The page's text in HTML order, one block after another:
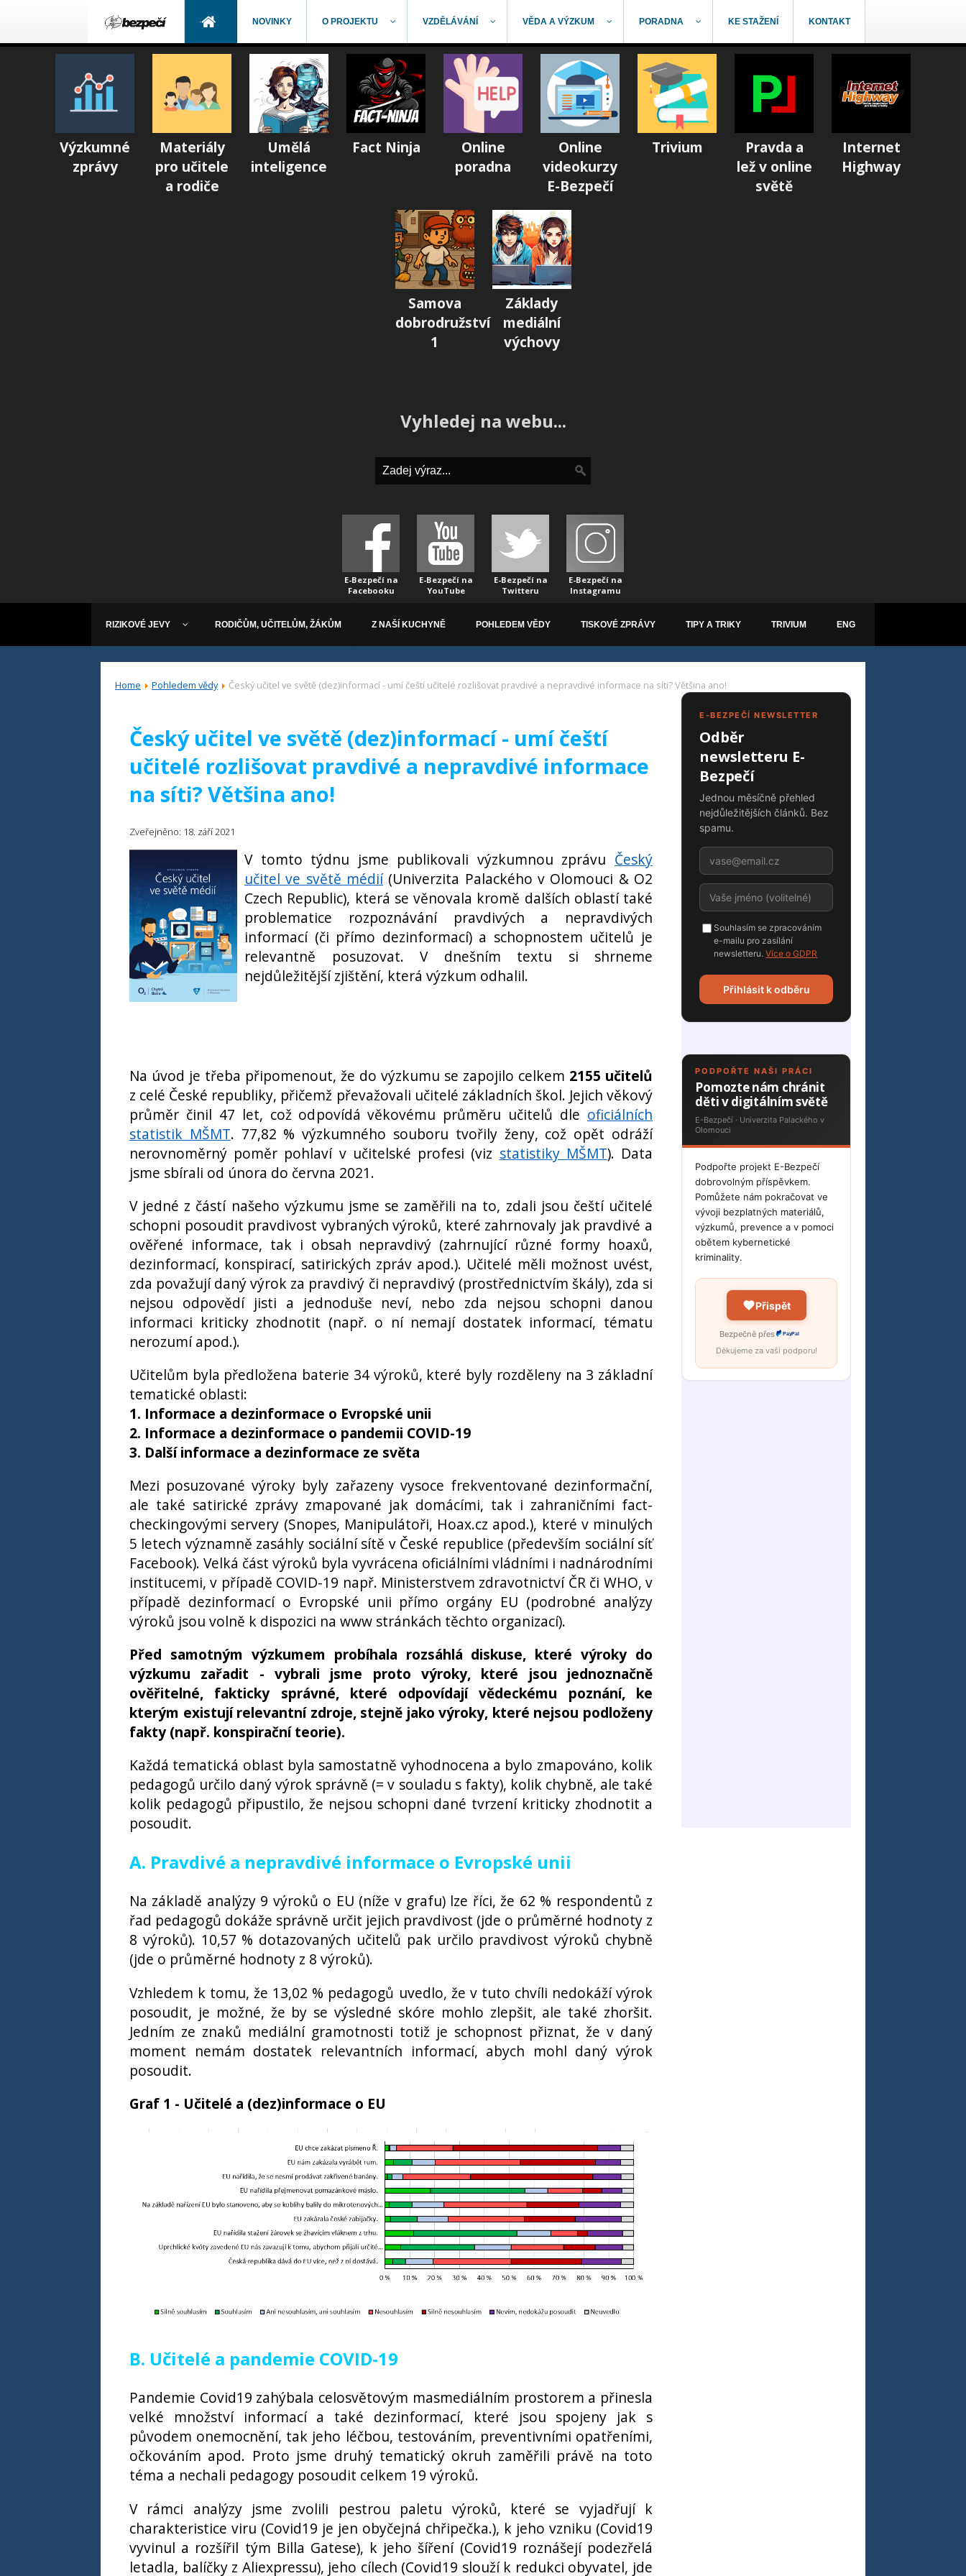
NOVINKY O PROJEKTU VZDĚLÁVÁNÍ VĚDA A VÝZKUM PORADNA KE STAŽENÍ KONTAKT
Výzkumné
zprávy
Materiály
pro učitele
a rodiče
Umělá
inteligence
Fact Ninja
Online
poradna
Online
videokurzy
E-Bezpečí
Trivium
Pravda a
lež v online
světě
Internet
Highway
Samova
dobrodružství
1
Základy
mediální
výchovy
Vyhledej na webu...
E-Bezpečí na
Facebooku
E-Bezpečí na
YouTube
E-Bezpečí na
Twitteru
E-Bezpečí na
Instagramu
RIZIKOVÉ JEVY RODIČŮM, UČITELŮM, ŽÁKŮM Z NAŠÍ KUCHYNĚ POHLEDEM VĚDY TISKOVÉ ZPRÁVY TIPY A TRIKY TRIVIUM ENG
Home Pohledem vědy Český učitel ve světě (dez)informací - umí čeští učitelé rozlišovat pravdivé a nepravdivé informace na síti? Většina ano!
E-BEZPEČÍ NEWSLETTER
Odběr
newsletteru E-
Bezpečí
Jednou měsíčně přehled
nejdůležitějších článků. Bez
spamu.
Souhlasím se zpracováním
e-mailu pro zasílání
newsletteru.Více o GDPR
Přihlásit k odběru
PODPOŘTE NAŠI PRÁCI
Pomozte nám chránit
děti v digitálním světě
E-Bezpečí · Univerzita Palackého v
Olomouci
Podpořte projekt E-Bezpečí
dobrovolným příspěvkem.
Pomůžete nám pokračovat ve
vývoji bezplatných materiálů,
výzkumů, prevence a v pomoci
obětem kybernetické
kriminality.
Přispět
Bezpečně přes PayPal
Děkujeme za vaši podporu!
Český učitel ve světě (dez)informací - umí čeští
učitelé rozlišovat pravdivé a nepravdivé informace
na síti? Většina ano!
Zveřejněno: 18. září 2021
V tomto týdnu jsme publikovali výzkumnou zprávu Český
učitel ve světě médií(Univerzita Palackého v Olomouci & O2
Czech Republic), která se věnovala kromě dalších oblastí také
problematice rozpoznávání pravdivých a nepravdivých
informací (či přímo dezinformací) a schopnostem učitelů je
relevantně posuzovat. V dnešním textu si shrneme
nejdůležitější zjištění, která výzkum odhalil.
Na úvod je třeba připomenout, že do výzkumu se zapojilo celkem 2155 učitelů
z celé České republiky, přičemž převažovali učitelé základních škol. Jejich věkový
průměr činil 47 let, což odpovídá věkovému průměru učitelů dle oficiálních
statistik MŠMT. 77,82 % výzkumného souboru tvořily ženy, což opět odráží
nerovnoměrný poměr pohlaví v učitelské profesi (viz statistiky MŠMT). Data
jsme sbírali od února do června 2021.
V jedné z částí našeho výzkumu jsme se zaměřili na to, zdali jsou čeští učitelé
schopni posoudit pravdivost vybraných výroků, které zahrnovaly jak pravdivé a
ověřené informace, tak i obsah nepravdivý (zahrnující různé formy hoaxů,
dezinformací, konspirací, satirických zpráv apod.). Učitelé měli možnost uvést,
zda považují daný výrok za pravdivý či nepravdivý (prostřednictvím škály), zda si
nejsou odpovědí jisti a jednoduše neví, nebo zda nejsou schopni danou
informaci kriticky zhodnotit (např. o ní nemají dostatek informací, tématu
nerozumí apod.).
Učitelům byla předložena baterie 34 výroků, které byly rozděleny na 3 základní
tematické oblasti:
1. Informace a dezinformace o Evropské unii
2. Informace a dezinformace o pandemii COVID-19
3. Další informace a dezinformace ze světa
Mezi posuzované výroky byly zařazeny vysoce frekventované dezinformační,
ale také satirické zprávy zmapované jak domácími, tak i zahraničními fact-
checkingovými servery (Snopes, Manipulátoři, Hoax.cz apod.), které v minulých
5 letech významně zasáhly sociální sítě v České republice (především sociální síť
Facebook). Velká část výroků byla vyvrácena oficiálními vládními i nadnárodními
institucemi, v případě COVID-19 např. Ministerstvem zdravotnictví ČR či WHO, v
případě dezinformací o Evropské unii přímo orgány EU (podrobné analýzy
výroků jsou volně k dispozici na www stránkách těchto organizací).
Před samotným výzkumem probíhala rozsáhlá diskuse, které výroky do
výzkumu zařadit - vybrali jsme proto výroky, které jsou jednoznačně
ověřitelné, fakticky správné, které odpovídají vědeckému poznání, ke
kterým existují relevantní zdroje, stejně jako výroky, které nejsou podloženy
fakty (např. konspirační teorie).
Každá tematická oblast byla samostatně vyhodnocena a bylo zmapováno, kolik
pedagogů určilo daný výrok správně (= v souladu s fakty), kolik chybně, ale také
kolik pedagogů připustilo, že nejsou schopni dané tvrzení kriticky zhodnotit a
posoudit.
A. Pravdivé a nepravdivé informace o Evropské unii
Na základě analýzy 9 výroků o EU (níže v grafu) lze říci, že 62 % respondentů z
řad pedagogů dokáže správně určit jejich pravdivost (jde o průměrné hodnoty z
8 výroků). 10,57 % dotazovaných učitelů pak určilo pravdivost výroků chybně
(jde o průměrné hodnoty z 8 výroků).
Vzhledem k tomu, že 13,02 % pedagogů uvedlo, že v tuto chvíli nedokáží výrok
posoudit, je možné, že by se výsledné skóre mohlo zlepšit, ale také zhoršit.
Jedním ze znaků mediální gramotnosti totiž je schopnost přiznat, že v daný
moment nemám dostatek relevantních informací, abych mohl daný výrok
posoudit.
Graf 1 - Učitelé a (dez)informace o EU
B. Učitelé a pandemie COVID-19
Pandemie Covid19 zahýbala celosvětovým masmediálním prostorem a přinesla
velké množství informací a také dezinformací, které jsou spojeny jak s
původem onemocnění, tak jeho léčbou, testováním, preventivními opatřeními,
očkováním apod. Proto jsme druhý tematický okruh zaměřili právě na toto
téma a nechali pedagogy posoudit celkem 19 výroků.
V rámci analýzy jsme zvolili pestrou paletu výroků, které se vyjadřují k
charakteristice viru (Covid19 je jen obyčejná chřipečka.), k jeho vzniku (Covid19
vyvinul a rozšířil tým Billa Gatese), k jeho šíření (Covid19 roznášejí podezřelá
letadla, balíčky z Aliexpressu), jeho cílech (Covid19 slouží k redukci obyvatel, jde